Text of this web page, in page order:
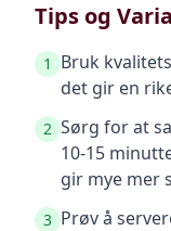
Tips og
1
Bruk
det gir en
2 Sørg for at
10-15
gir mye mer
3 Prøv å